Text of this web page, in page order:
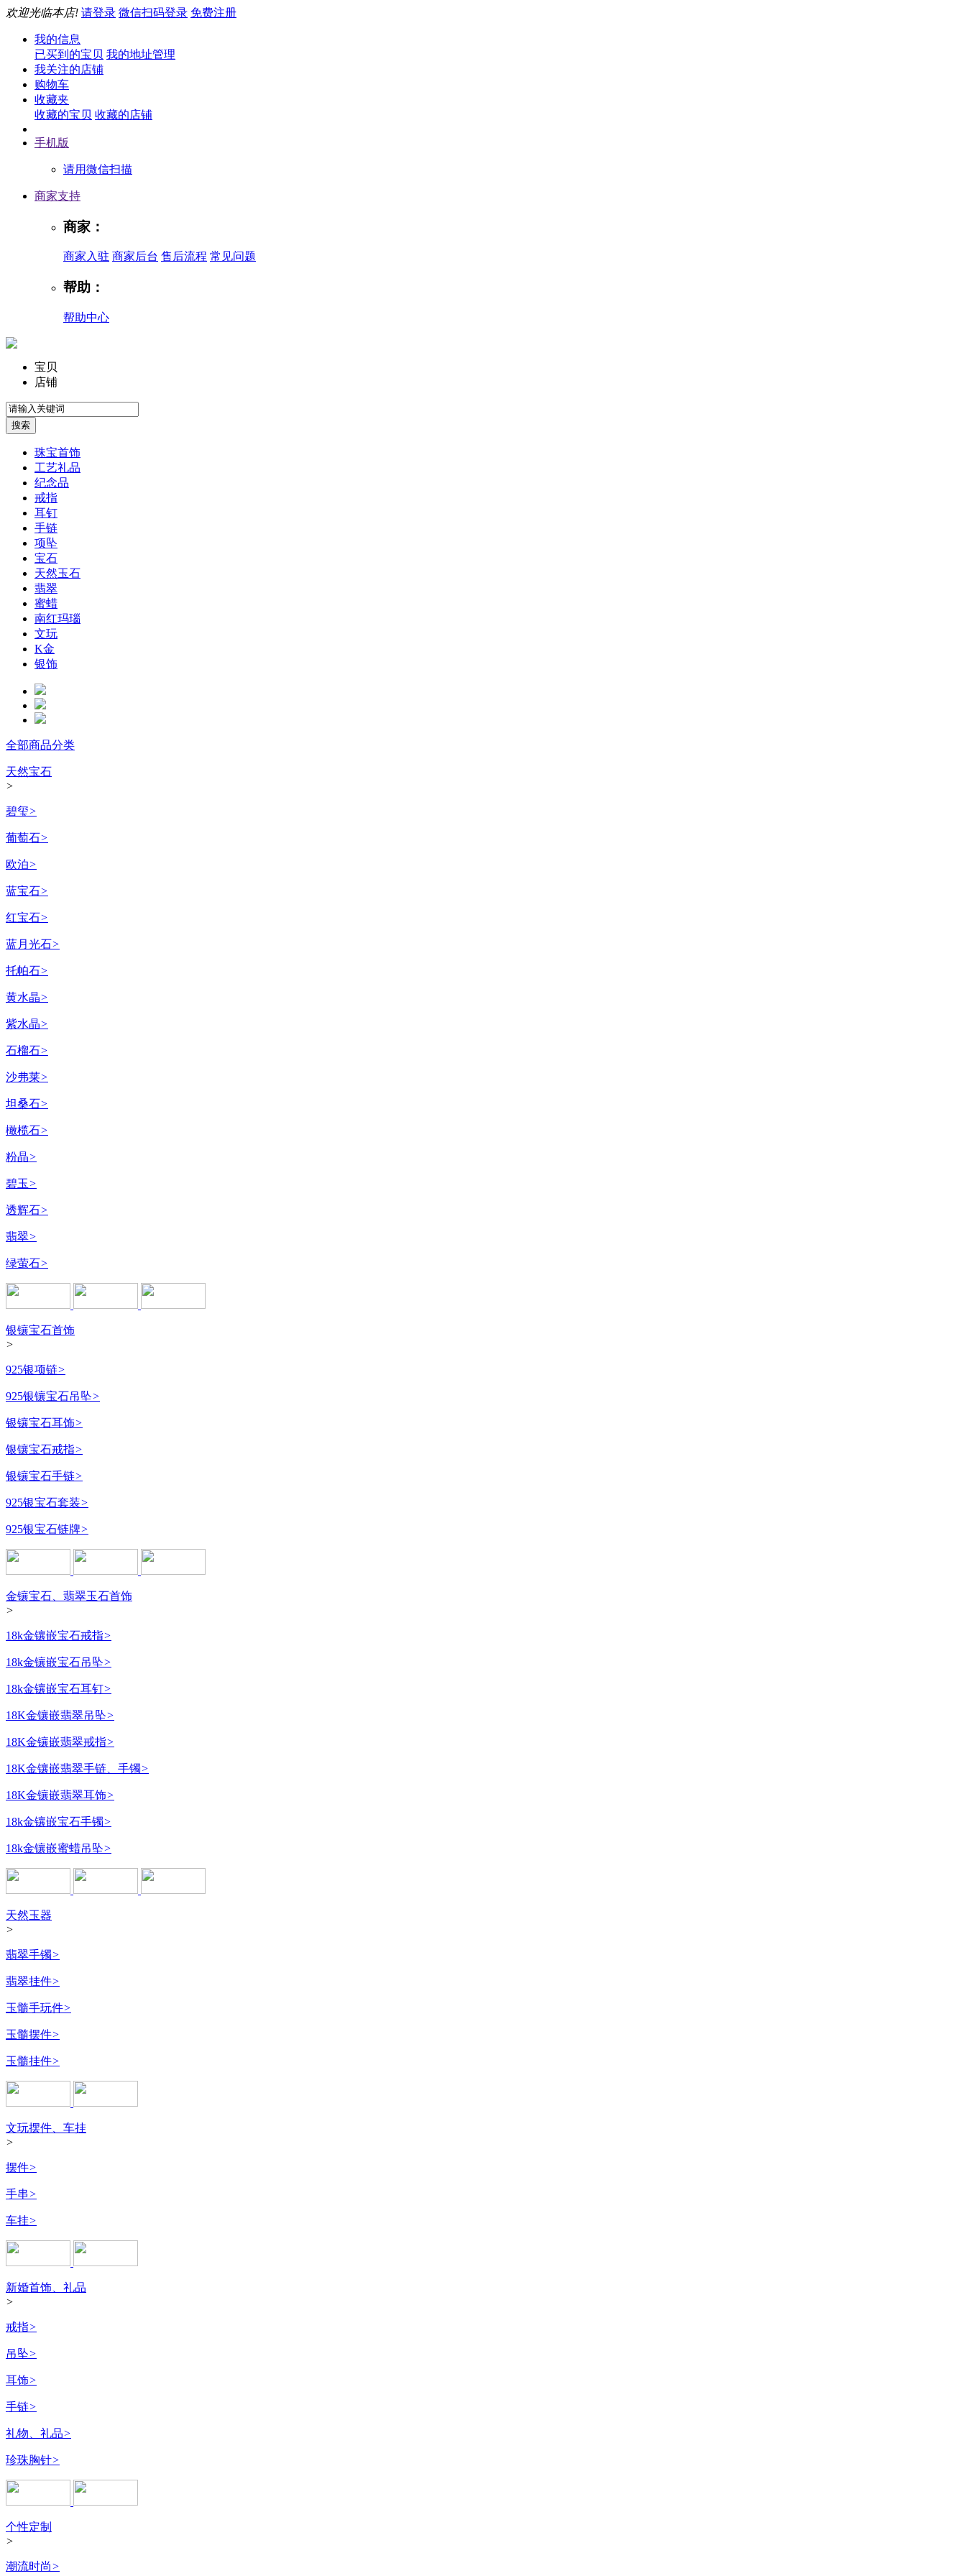
欢迎光临本店! 请登录 微信扫码登录 免费注册
我的信息
已买到的宝贝 我的地址管理
我关注的店铺
购物车
收藏夹
收藏的宝贝 收藏的店铺
手机版
请用微信扫描
商家支持
商家：
商家入驻 商家后台 售后流程 常见问题
帮助：
帮助中心
宝贝
店铺
珠宝首饰
工艺礼品
纪念品
戒指
耳钉
手链
项坠
宝石
天然玉石
翡翠
蜜蜡
南红玛瑙
文玩
K金
银饰
全部商品分类
天然宝石
>
碧玺>
葡萄石>
欧泊>
蓝宝石>
红宝石>
蓝月光石>
托帕石>
黄水晶>
紫水晶>
石榴石>
沙弗莱>
坦桑石>
橄榄石>
粉晶>
碧玉>
透辉石>
翡翠>
绿萤石>
银镶宝石首饰
>
925银项链>
925银镶宝石吊坠>
银镶宝石耳饰>
银镶宝石戒指>
银镶宝石手链>
925银宝石套装>
925银宝石链牌>
金镶宝石、翡翠玉石首饰
>
18k金镶嵌宝石戒指>
18k金镶嵌宝石吊坠>
18k金镶嵌宝石耳钉>
18K金镶嵌翡翠吊坠>
18K金镶嵌翡翠戒指>
18K金镶嵌翡翠手链、手镯>
18K金镶嵌翡翠耳饰>
18k金镶嵌宝石手镯>
18k金镶嵌蜜蜡吊坠>
天然玉器
>
翡翠手镯>
翡翠挂件>
玉髓手玩件>
玉髓摆件>
玉髓挂件>
文玩摆件、车挂
>
摆件>
手串>
车挂>
新婚首饰、礼品
>
戒指>
吊坠>
耳饰>
手链>
礼物、礼品>
珍珠胸针>
个性定制
>
潮流时尚>